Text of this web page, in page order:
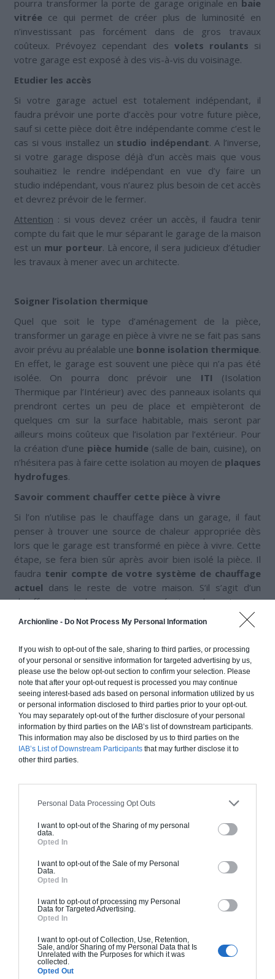
Archionline - Do Not Process My Personal Information
If you wish to opt-out of the sale, sharing to third parties, or processing
of your personal or sensitive information for targeted advertising by us,
please use the below opt-out section to confirm your selection. Please
note that after your opt-out request is processed you may continue
seeing interest-based ads based on personal information utilized by us
or personal information disclosed to third parties prior to your opt-out.
You may separately opt-out of the further disclosure of your personal
information by third parties on the IAB’s list of downstream participants.
This information may also be disclosed by us to third parties on the
IAB’s List of Downstream Participants that may further disclose it to
other third parties.
Personal Data Processing Opt Outs
I want to opt-out of the Sharing of my personal
data.
Opted In
I want to opt-out of the Sale of my Personal
Data.
Opted In
I want to opt-out of processing my Personal
Data for Targeted Advertising.
Opted In
I want to opt-out of Collection, Use, Retention,
Sale, and/or Sharing of my Personal Data that Is
Unrelated with the Purposes for which it was
collected.
Opted Out
pourra transformer la porte de garage originale en baie
vitrée ce qui permet de créer plus de luminosité en
n’investissant pas forcément dans de gros travaux
coûteux. Prévoyez cependant des volets roulants si
votre garage est exposé à des vis-à-vis du voisinage.
Etudier les accès
Si votre garage actuel est totalement indépendant, il
faudra prévoir une porte d’accès pour votre future pièce,
sauf si cette pièce doit être indépendante comme c’est le
cas si vous installez un studio indépendant. A l’inverse,
si votre garage dispose déjà d’un accès mais que vous
souhaitiez le rendre indépendant en vue d’y faire un
studio indépendant, vous n’aurez plus besoin de cet accès
et devrez prévoir de le fermer.
Attention : si vous devez créer un accès, il faudra tenir
compte du fait que le mur séparant le garage de la maison
est un mur porteur. Là encore, il sera judicieux d’étudier
les travaux à mener avec un architecte.
Soigner l’isolation thermique
Quel que soit le type d’aménagement de la pièce,
transformer un garage en pièce à vivre ne se fait pas sans
avoir prévu au préalable une bonne isolation thermique.
En effet, le garage est souvent une pièce qui n’a pas été
isolée. On pourra donc prévoir une ITI (Isolation
Thermique par l’Intérieur) avec des panneaux isolants qui
prendront certes un peu de place et empièteront de
quelques cm sur la surface habitable, mais seront par
ailleurs moins coûteux que l’isolation par l’extérieur. Pour
la création d’une pièce humide (salle de bain, cuisine), on
n’hésitera pas à faire cette isolation au moyen de plaques
hydrofuges.
Savoir comment chauffer cette pièce à vivre
Si l’on n’utilise pas le chauffage dans un garage, il faut
penser à trouver une source de chaleur appropriée dès
lors que le garage est transformé en pièce à vivre. Cette
étape, se fera bien sûr après avoir bien isolé la pièce. Il
faudra tenir compte de votre système de chauffage
actuel dans le reste de votre maison. S’il s’agit d’un
chauffage central, vous pourrez prévoir quelques travaux
va ajouter des tuyaux aller et retour
pour installer le chauffage jusqu’à votre ancien garage.
Avec des convecteurs électriques dans les pièces, vous
opterez plutôt pour un radiateur indépendant.
Ne pas négliger l’éclairage
Tant que vous avez un électricien sous la main pour faire
installer un ou plusieurs radiateurs (selon la surface de
votre pièce), voyez avec lui quels sont vos besoins en
ajout de prises et autres(passage des gaines,
interrupteurs, installation d’un tableau électrique
besoins d’éclairages.